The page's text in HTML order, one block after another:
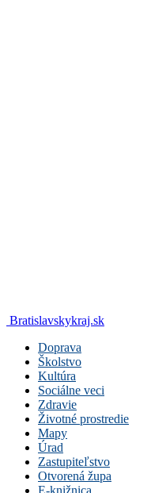
Bratislavskykraj.sk
Doprava
Školstvo
Kultúra
Sociálne veci
Zdravie
Životné prostredie
Mapy
Úrad
Zastupiteľstvo
Otvorená župa
E-knižnica